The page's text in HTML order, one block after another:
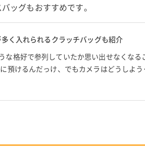
ッグもおすすめです。
く入れられるクラッチバッグも紹介
な格好で参列していたか思い出せなくなる
預けるんだっけ、でもカメラはどうしよう